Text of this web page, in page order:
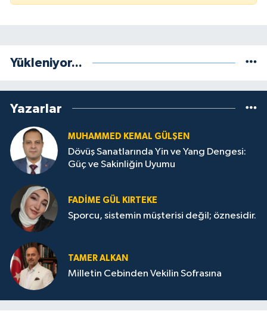
Yükleniyor...
Yazarlar
MUHAMMED KEMAL GÜLŞEN
Dövüş Sanatlarında Yin ve Yang Dengesi:
Güç ve Sakinliğin Uyumu
FADIME GÜL KIRTEKE
Sporcu, sistemin müşterisi değil; öznesidir.
TAMER ALKAN
Milletin Cebinden Vekilin Sofrasına